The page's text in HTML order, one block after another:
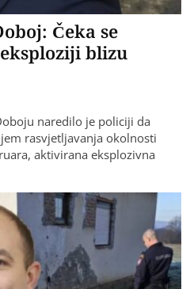
Čeka se
blizu
naredilo je policiji da
rasvjetljavanja okolnosti
aktivirana eksplozivna